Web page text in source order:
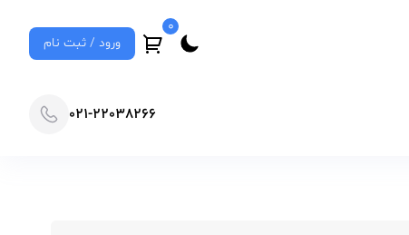
0
ورود / ثبت نام
021-22038266